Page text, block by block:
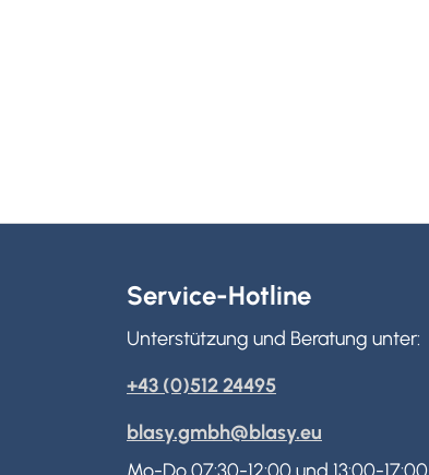
Service-Hotline
Unterstützung und Beratung unter:
+43 (0)512 24495
blasy.gmbh@blasy.eu